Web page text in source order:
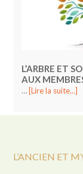
L’ARBRE ET
AUX
… [Lire la suite...]
L’ANCIEN ET